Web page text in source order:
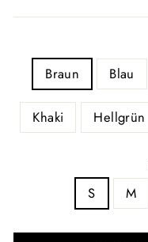
Braun Blau
Khaki Hellgrün
S M